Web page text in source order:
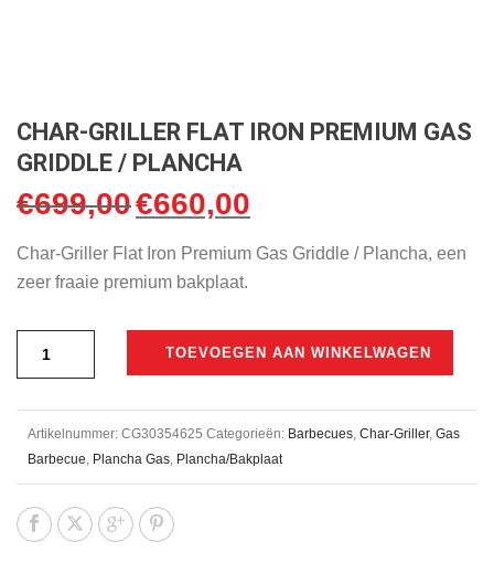
CHAR-GRILLER FLAT IRON PREMIUM GAS
GRIDDLE / PLANCHA
€699,00 Oorspronkelijke
was:
€699,00.
€660,00
is:
Char-Griller Flat Iron Premium Gas Griddle / Plancha, een
zeer fraaie premium bakplaat.
TOEVOEGEN AAN WINKELWAGEN
Artikelnummer: CG30354625 Categorieën: Barbecues, Char-Griller, Gas
Barbecue, Plancha Gas, Plancha/Bakplaat